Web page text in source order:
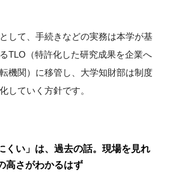
して、手続きなどの実務は本学が基
TLO（特許化した研究成果を企業へ
機関）に移管し、大学知財部は制度
していく方針です。
くい」は、過去の話。現場を見れ
高さがわかるはず